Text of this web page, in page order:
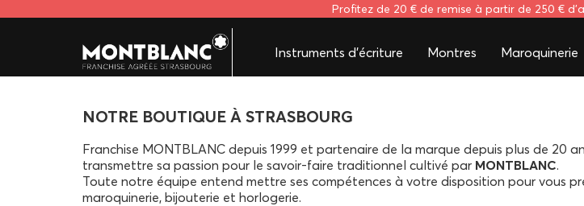
Profitez de 20 € de remise à partir de 250 €
Instruments d'écriture Montres Maroquinerie
NOTRE BOUTIQUE À STRASBOURG
Franchise MONTBLANC depuis 1999 et partenaire de la marque depuis plus de 20
transmettre sa passion pour le savoir-faire traditionnel cultivé par MONTBLANC.
Toute notre équipe entend mettre ses compétences à votre disposition pour vous
maroquinerie, bijouterie et horlogerie.